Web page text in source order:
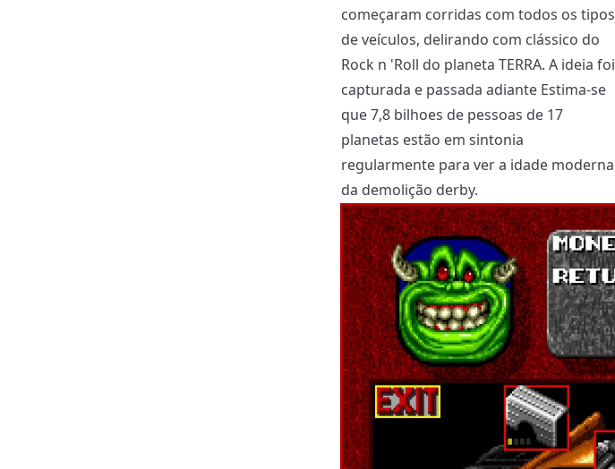
começaram corridas com todos os tipos
de veículos, delirando com clássico do
Rock n 'Roll do planeta TERRA. A ideia foi
capturada e passada adiante Estima-se
que 7,8 bilhoes de pessoas de 17
planetas estão em sintonia
regularmente para ver a idade moderna
da demolição derby.